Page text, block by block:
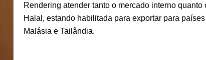
Rendering atender tanto o mercado interno quanto
Halal, estando habilitada para exportar para
Malásia e Tailândia.